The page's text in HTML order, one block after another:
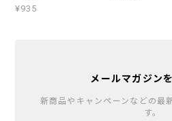
¥935
メールマガジン
新商品やキャンペーンなどの最
す。